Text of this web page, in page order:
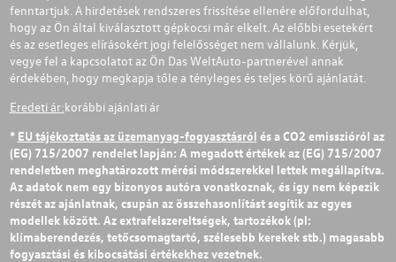
fenntartjuk. A hirdetések rendszeres frissítése ellenére előfordulhat,
hogy az Ön által kiválasztott gépkocsi már elkelt. Az előbbi esetekért
és az esetleges elírásokért jogi felelősséget nem vállalunk. Kérjük,
vegye fel a kapcsolatot az Ön Das WeltAuto-partnerével annak
érdekében, hogy megkapja tőle a tényleges és teljes körű ajánlatát.
Eredeti ár:korábbi ajánlati ár
* EU tájékoztatás az üzemanyag-fogyasztásról és a CO2 emisszióról az
(EG) 715/2007 rendelet lapján: A megadott értékek az (EG) 715/2007
rendeletben meghatározott mérési módszerekkel lettek megállapítva.
Az adatok nem egy bizonyos autóra vonatkoznak, és így nem képezik
részét az ajánlatnak, csupán az összehasonlítást segítik az egyes
modellek között. Az extrafelszereltségek, tartozékok (pl:
klímaberendezés, tetőcsomagtartó, szélesebb kerekek stb.) magasabb
fogyasztási és kibocsátási értékekhez vezetnek.